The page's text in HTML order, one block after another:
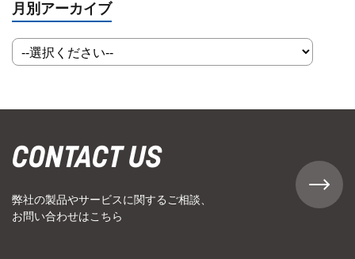
月別アーカイブ
CONTACT US
弊社の製品やサービスに関するご相談、
お問い合わせはこちら